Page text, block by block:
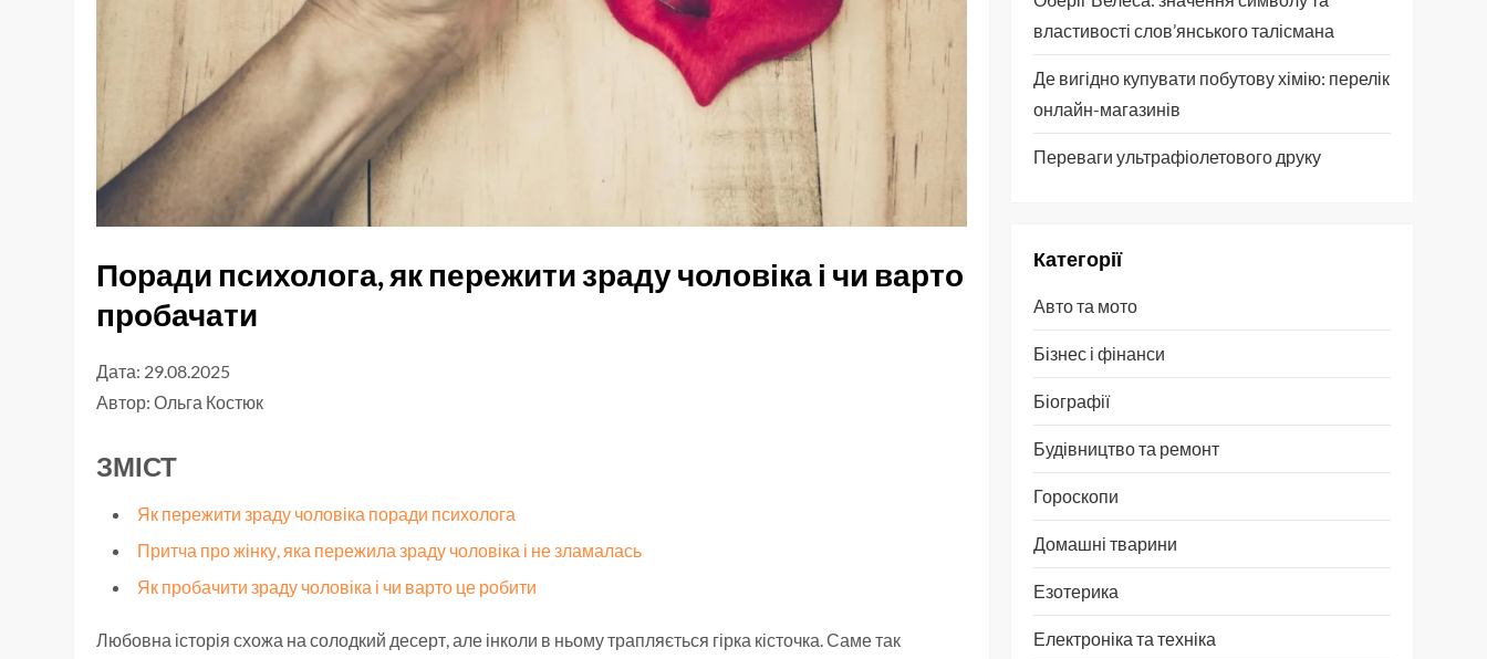
Поради психолога, як пережити зраду чоловіка і чи варто
пробачати
Дата: 29.08.2025
Автор:Ольга Костюк
ЗМІСТ
Як пережити зраду чоловіка поради психолога
Притча про жінку, яка пережила зраду чоловіка і не зламалась
Як пробачити зраду чоловіка і чи варто це робити
Любовна історія схожа на солодкий десерт, але інколи в ньому трапляється гірка кісточка. Саме так
властивості слов’янського талісмана
Де вигідно купувати побутову хімію: перелік
онлайн-магазинів
Переваги ультрафіолетового друку
Категорії
Авто та мото
Бізнес і фінанси
Біографії
Будівництво та ремонт
Гороскопи
Домашні тварини
Езотерика
Електроніка та техніка